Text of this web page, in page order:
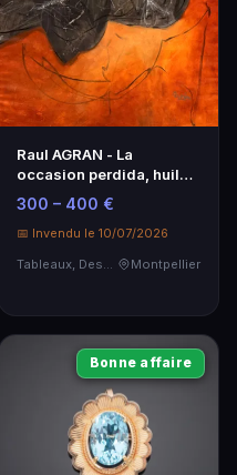
Raul AGRAN - La
occasion perdida, huile
sur toile signée, 1943
300 – 400 €
📅 Invendu le 10/07/2026
Tableaux, Dessins & Estampes
Montpellier
Bonne affaire